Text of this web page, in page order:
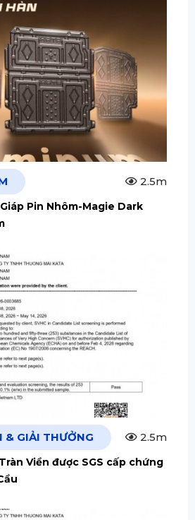
2.5m
Pin Nhôm-Magie Dark
& GIẢI THƯỞNG 2.5m
Viền được SGS cấp chứng